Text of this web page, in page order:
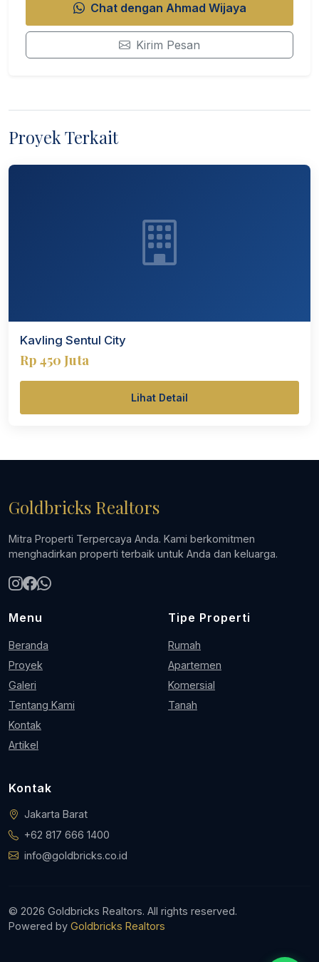
Chat dengan Ahmad Wijaya
Kirim Pesan
Proyek Terkait
Kavling Sentul City
Rp 450 Juta
Lihat Detail
Goldbricks Realtors
Mitra Properti Terpercaya Anda. Kami berkomitmen
menghadirkan properti terbaik untuk Anda dan keluarga.
Menu
Beranda
Proyek
Galeri
Tentang Kami
Kontak
Artikel
Tipe Properti
Rumah
Apartemen
Komersial
Tanah
Kontak
Jakarta Barat
+62 817 666 1400
info@goldbricks.co.id
© 2026 Goldbricks Realtors. All rights reserved.
Powered by Goldbricks Realtors